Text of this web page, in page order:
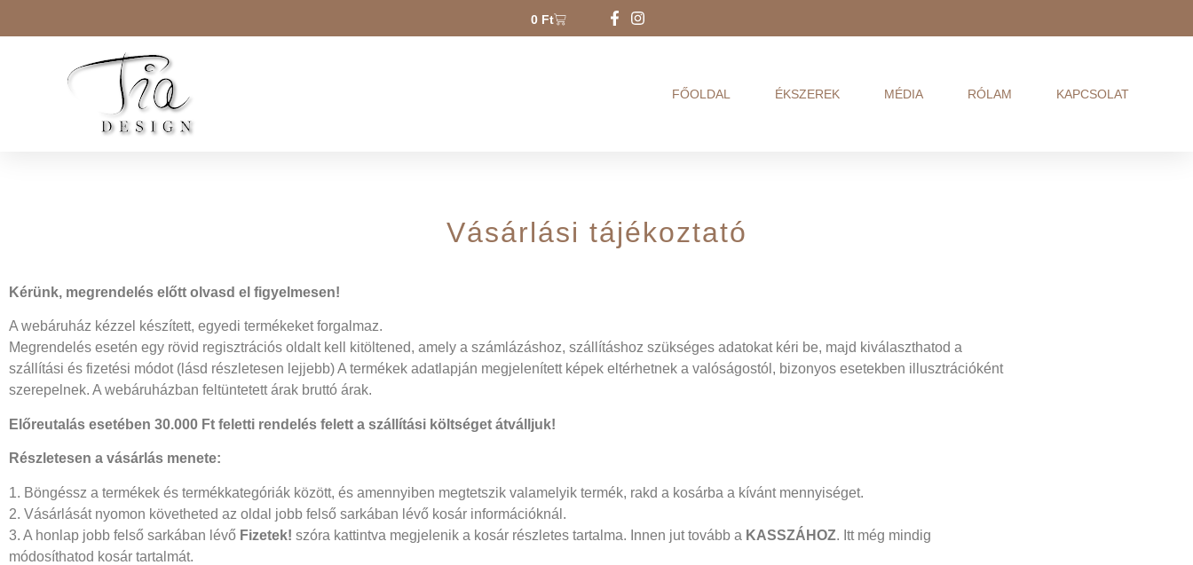
0 Ft
FŐOLDAL ÉKSZEREK MÉDIA RÓLAM KAPCSOLAT
Vásárlási tájékoztató
Kérünk, megrendelés előtt olvasd el figyelmesen!
A webáruház kézzel készített, egyedi termékeket forgalmaz.
Megrendelés esetén egy rövid regisztrációs oldalt kell kitöltened, amely a számlázáshoz, szállításhoz szükséges adatokat kéri be, majd kiválaszthatod a
szállítási és fizetési módot (lásd részletesen lejjebb) A termékek adatlapján megjelenített képek eltérhetnek a valóságostól, bizonyos esetekben illusztrációként
szerepelnek. A webáruházban feltüntetett árak bruttó árak.
Előreutalás esetében 30.000 Ft feletti rendelés felett a szállítási költséget átválljuk!
Részletesen a vásárlás menete:
1. Böngéssz a termékek és termékkategóriák között, és amennyiben megtetszik valamelyik termék, rakd a kosárba a kívánt mennyiséget.
2. Vásárlását nyomon követheted az oldal jobb felső sarkában lévő kosár információknál.
3. A honlap jobb felső sarkában lévő Fizetek! szóra kattintva megjelenik a kosár részletes tartalma. Innen jut tovább a KASSZÁHOZ. Itt még mindig
módosíthatod kosár tartalmát.